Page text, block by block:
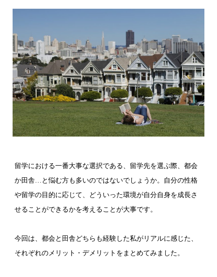
留学における一番大事な選択である、留学先を選ぶ際、都会
か田舎…と悩む方も多いのではないでしょうか。自分の性格
や留学の目的に応じて、どういった環境が自分自身を成長さ
せることができるかを考えることが大事です。
今回は、都会と田舎どちらも経験した私がリアルに感じた、
それぞれのメリット・デメリットをまとめてみました。